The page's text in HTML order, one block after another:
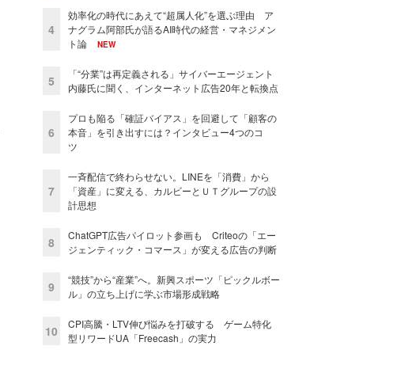
4
効率化の時代にあえて“超属人化”を選ぶ理由 ア
ナグラム阿部氏が語るAI時代の経営・マネジメン
ト論
NEW
5
「“分業”は再定義される」サイバーエージェント
内藤氏に聞く、インターネット広告20年と転換点
6
プロも陥る「確証バイアス」を回避して「顧客の
本音」を引き出すには？インタビュー4つのコ
ツ
7
一斉配信で終わらせない。LINEを「消費」から
「資産」に変える、カルビーとＵＴグループの設
計思想
8
ChatGPT広告パイロット参画も Criteoの「エー
ジェンティック・コマース」が変える広告の判断
9
“競技”から“産業”へ。新興スポーツ「ピックルボー
ル」の立ち上げに学ぶ市場形成戦略
10
CPI高騰・LTV伸び悩みを打破する ゲーム特化
型リワードUA「Freecash」の実力